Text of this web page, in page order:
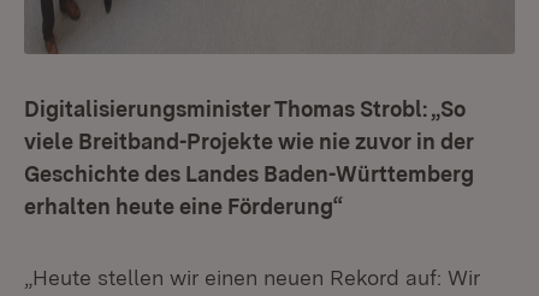
Digitalisierungsminister Thomas Strobl: „So
viele Breitband-Projekte wie nie zuvor in der
Geschichte des Landes Baden-Württemberg
erhalten heute eine Förderung“
„Heute stellen wir einen neuen Rekord auf: Wir